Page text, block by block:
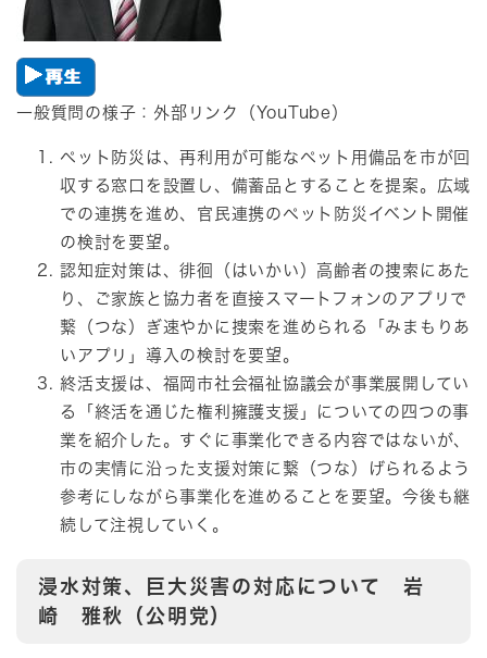
一般質問の様子：​外部リンク（YouTube）
ペット防災は、再利用が可能なペット用備品を市が回
収する窓口を設置し、備蓄品とすることを提案。広域
での連携を進め、官民連携のペット防災イベント開催
の検討を要望。
認知症対策は、徘徊（はいかい）高齢者の捜索にあた
り、ご家族と協力者を直接スマートフォンのアプリで
繋（つな）ぎ速やかに捜索を進められる「みまもりあ
いアプリ」導入の検討を要望。
終活支援は、福岡市社会福祉協議会が事業展開してい
る「終活を通じた権利擁護支援」についての四つの事
業を紹介した。すぐに事業化できる内容ではないが、
市の実情に沿った支援対策に繋（つな）げられるよう
参考にしながら事業化を進めることを要望。今後も継
続して注視していく。
浸水対策、巨大災害の対応について 岩
崎 雅秋（公明党）